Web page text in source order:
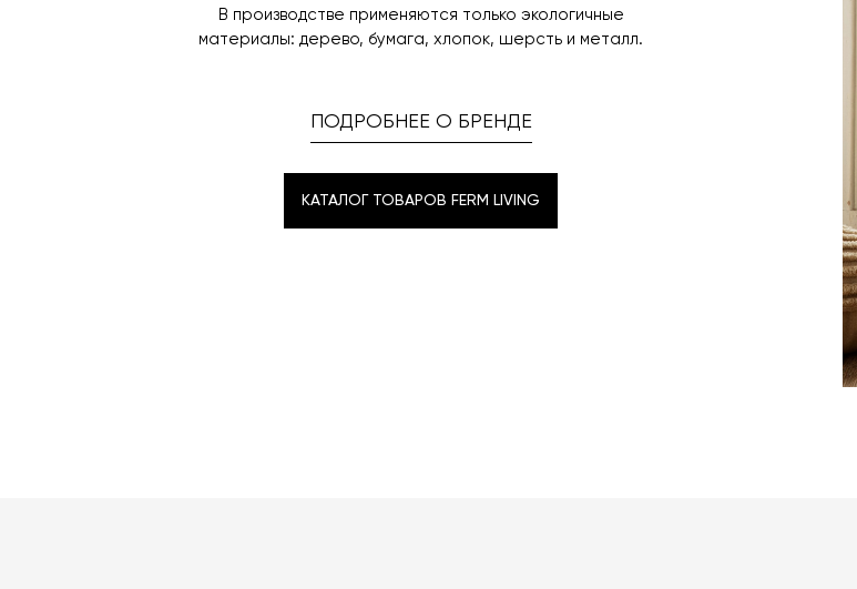
В производстве применяются только экологичные
материалы: дерево, бумага, хлопок, шерсть и металл.
ПОДРОБНЕЕ О БРЕНДЕ
КАТАЛОГ ТОВАРОВ FERM LIVING